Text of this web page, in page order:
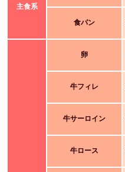
主食系
食パン
卵
牛フィレ
牛サーロイン
牛ロース